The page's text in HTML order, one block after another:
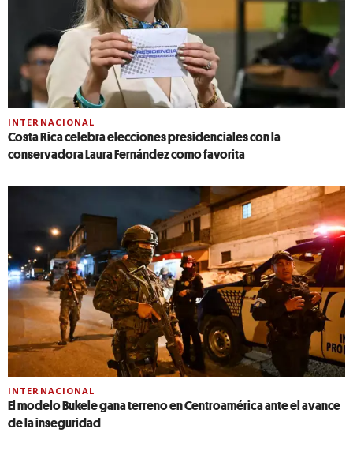
INTERNACIONAL
Costa Rica celebra elecciones presidenciales con la
conservadora Laura Fernández como favorita
INTERNACIONAL
El modelo Bukele gana terreno en Centroamérica ante el avance
de la inseguridad